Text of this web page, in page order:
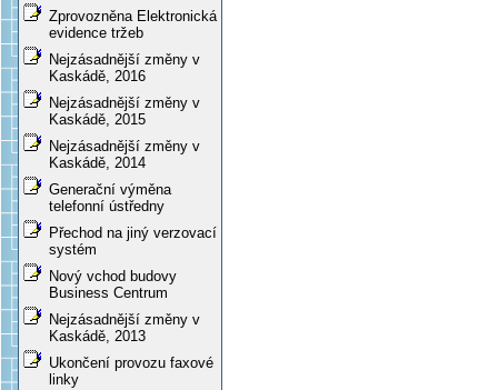
Zprovozněna Elektronická
evidence tržeb
Nejzásadnější změny v
Kaskádě, 2016
Nejzásadnější změny v
Kaskádě, 2015
Nejzásadnější změny v
Kaskádě, 2014
Generační výměna
telefonní ústředny
Přechod na jiný verzovací
systém
Nový vchod budovy
Business Centrum
Nejzásadnější změny v
Kaskádě, 2013
Ukončení provozu faxové
linky